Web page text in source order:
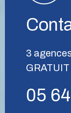
3
GRATUIT
05